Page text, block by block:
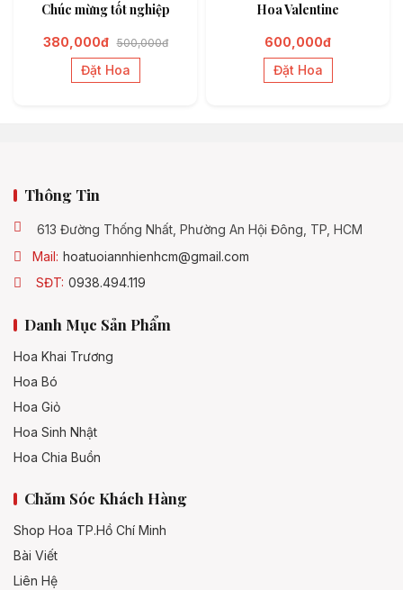
Chúc mừng tốt nghiệp
380,000đ 500,000đ
Đặt Hoa
Hoa Valentine
600,000đ
Đặt Hoa
Thông Tin
613 Đường Thống Nhất, Phường An Hội Đông, TP, HCM
Mail: hoatuoiannhienhcm@gmail.com
SĐT: 0938.494.119
Danh Mục Sản Phẩm
Hoa Khai Trương
Hoa Bó
Hoa Giỏ
Hoa Sinh Nhật
Hoa Chia Buồn
Chăm Sóc Khách Hàng
Shop Hoa TP.Hồ Chí Minh
Bài Viết
Liên Hệ